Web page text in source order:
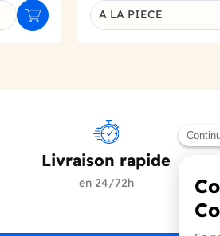
Ajouter au panierDéclinaison du produit
A LA PIECE
Livraison rapide
en 24/72h